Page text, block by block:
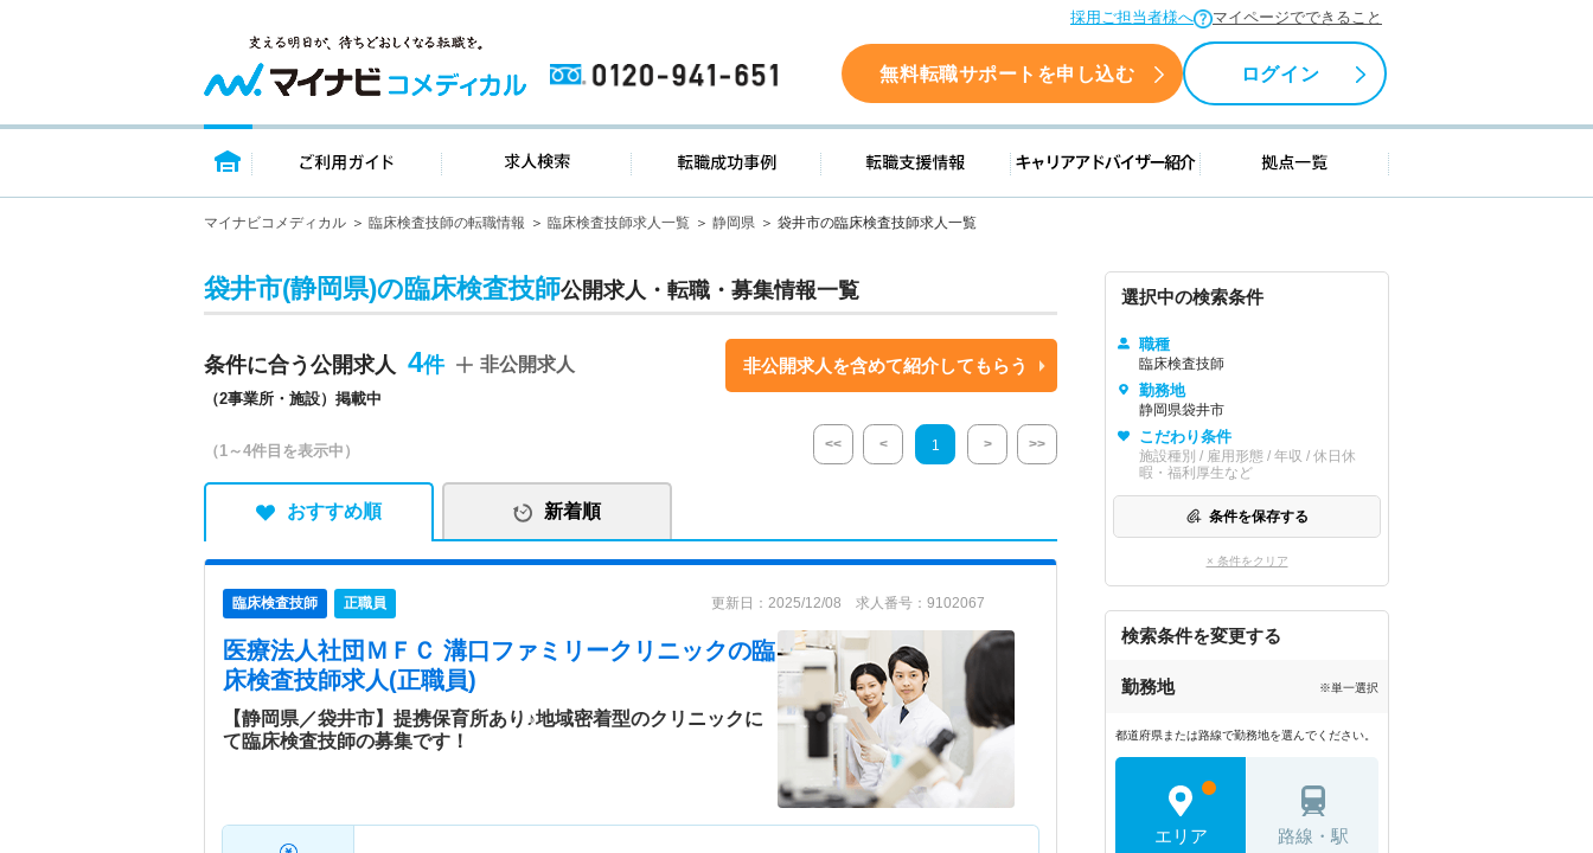
採用ご担当者様へ マイページでできること
0120-941-651 無料転職サポートを申し込む ログイン
トップページ ご利用ガイド 求人検索 転職成功事例 転職支援情報 キャリアアドバイザー紹介 拠点一覧
マイナビコメディカル 臨床検査技師の転職情報 臨床検査技師求人一覧 静岡県 袋井市の臨床検査技師求人一覧
袋井市(静岡県)の臨床検査技師公開求人・転職・募集情報一覧
条件に合う公開求人 4
（2事業所・施設）掲載中
非公開求人 非公開求人を含めて紹介してもらう
（1～4件目を表示中） << < 1 > >>
おすすめ順 新着順
臨床検査技師 正職員 更新日：2025/12/08 求人番号：9102067
医療法人社団ＭＦＣ 溝口ファミリークリニックの臨
床検査技師求人(正職員)
【静岡県／袋井市】提携保育所あり♪地域密着型のクリニックに
て臨床検査技師の募集です！
選択中の検索条件
職種
臨床検査技師
勤務地
静岡県袋井市
こだわり条件
施設種別 / 雇用形態 / 年収 / 休日休
暇・福利厚生など
条件を保存する
× 条件をクリア
検索条件を変更する
勤務地 ※単一選択
都道府県または路線で勤務地を選んでください。
エリア 路線・駅